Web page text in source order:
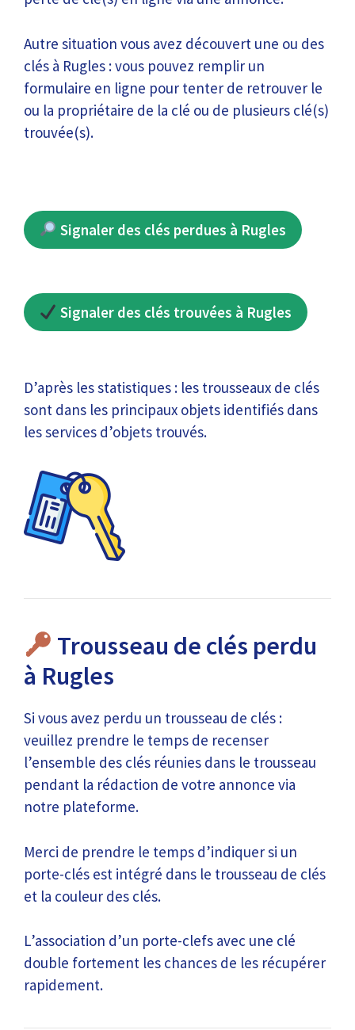
Autre situation vous avez découvert une ou des
clés à Rugles : vous pouvez remplir un
formulaire en ligne pour tenter de retrouver le
ou la propriétaire de la clé ou de plusieurs clé(s)
trouvée(s).
Signaler des clés perdues à Rugles
Signaler des clés trouvées à Rugles
D’après les statistiques : les trousseaux de clés
sont dans les principaux objets identifiés dans
les services d’objets trouvés.
Trousseau de clés perdu
à Rugles
Si vous avez perdu un trousseau de clés :
veuillez prendre le temps de recenser
l’ensemble des clés réunies dans le trousseau
pendant la rédaction de votre annonce via
notre plateforme.
Merci de prendre le temps d’indiquer si un
porte-clés est intégré dans le trousseau de clés
et la couleur des clés.
L’association d’un porte-clefs avec une clé
double fortement les chances de les récupérer
rapidement.